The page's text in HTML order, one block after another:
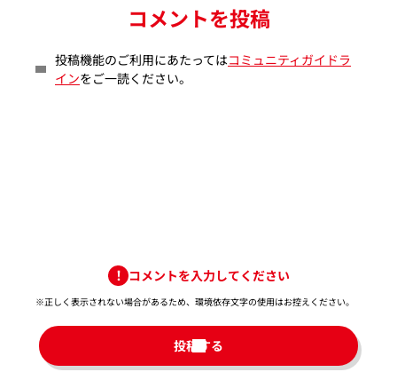
コメントを投稿
投稿機能のご利用にあたってはコミュニティガイドラ
インをご一読ください。
コメントを入力してください
※正しく表示されない場合があるため、環境依存文字の使用はお控えください。​
投稿する